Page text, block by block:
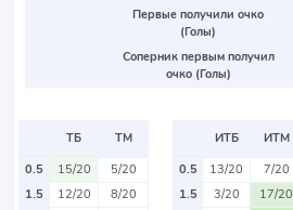
Первые получили очко
(Голы)
Соперник первым получил
очко (Голы)
ТБ
ТМ
0.5
15/20
5/20
1.5
12/20
8/20
ИТБ
ИТМ
0.5
13/20
7/20
1.5
3/20
17/20